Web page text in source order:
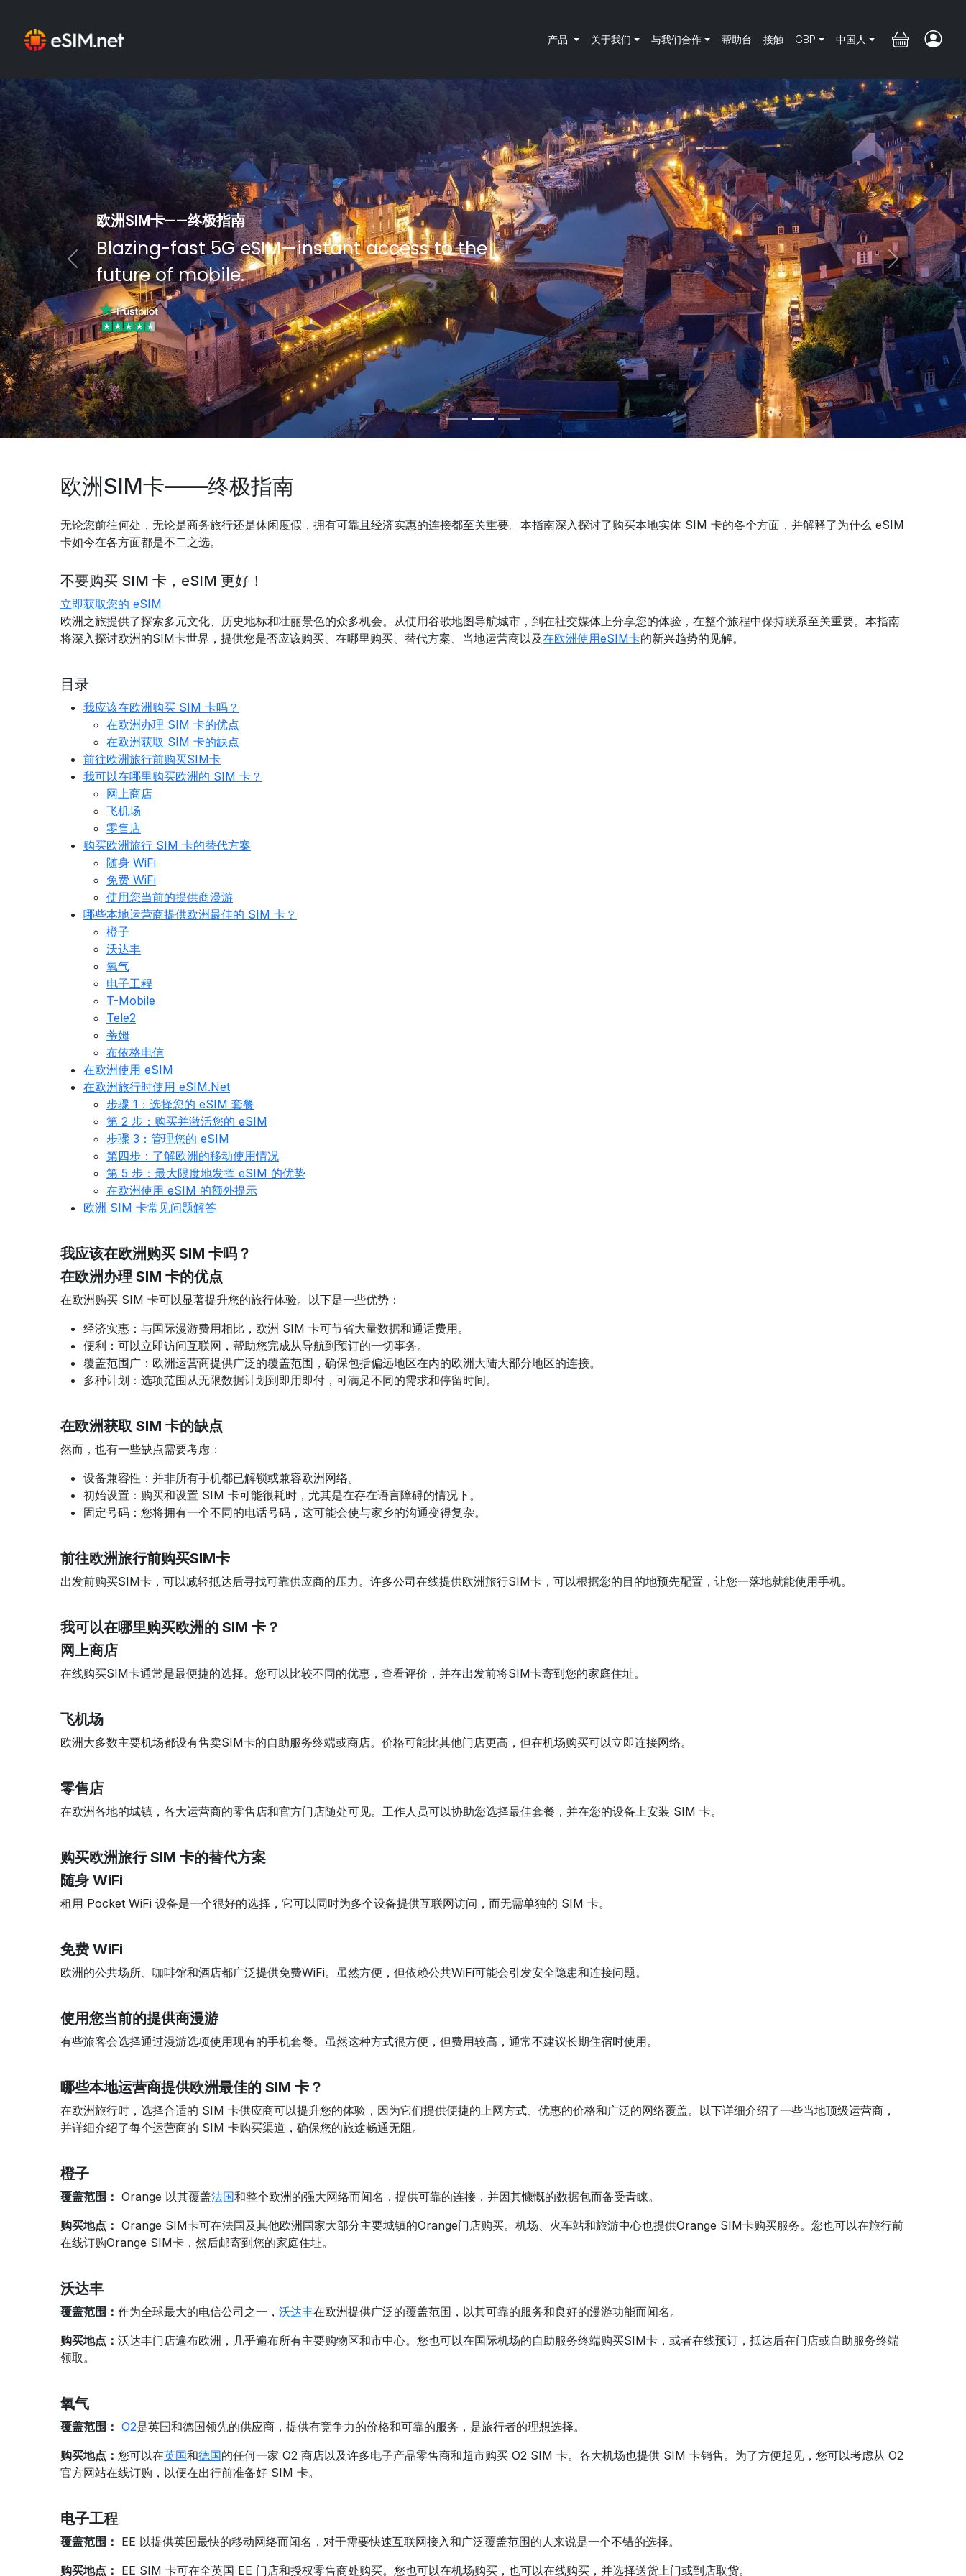
产品 关于我们 与我们合作 帮助台 接触 GBP 中国人
欧洲SIM卡——终极指南
Blazing-fast 5G eSIM—instant access to the
future of mobile.
Previous Next
欧洲SIM卡——终极指南
无论您前往何处，无论是商务旅行还是休闲度假，拥有可靠且经济实惠的连接都至关重要。本指南深入探讨了购买本地实体 SIM 卡的各个方面，并解释了为什么 eSIM
卡如今在各方面都是不二之选。
不要购买 SIM 卡，eSIM 更好！
立即获取您的 eSIM
欧洲之旅提供了探索多元文化、历史地标和壮丽景色的众多机会。从使用谷歌地图导航城市，到在社交媒体上分享您的体验，在整个旅程中保持联系至关重要。本指南
将深入探讨欧洲的SIM卡世界，提供您是否应该购买、在哪里购买、替代方案、当地运营商以及在欧洲使用eSIM卡的新兴趋势的见解。
目录
我应该在欧洲购买 SIM 卡吗？
在欧洲办理 SIM 卡的优点
在欧洲获取 SIM 卡的缺点
前往欧洲旅行前购买SIM卡
我可以在哪里购买欧洲的 SIM 卡？
网上商店
飞机场
零售店
购买欧洲旅行 SIM 卡的替代方案
随身 WiFi
免费 WiFi
使用您当前的提供商漫游
哪些本地运营商提供欧洲最佳的 SIM 卡？
橙子
沃达丰
氧气
电子工程
T-Mobile
Tele2
蒂姆
布依格电信
在欧洲使用 eSIM
在欧洲旅行时使用 eSIM.Net
步骤 1：选择您的 eSIM 套餐
第 2 步：购买并激活您的 eSIM
步骤 3：管理您的 eSIM
第四步：了解欧洲的移动使用情况
第 5 步：最大限度地发挥 eSIM 的优势
在欧洲使用 eSIM 的额外提示
欧洲 SIM 卡常见问题解答
我应该在欧洲购买 SIM 卡吗？
在欧洲办理 SIM 卡的优点
在欧洲购买 SIM 卡可以显著提升您的旅行体验。以下是一些优势：
经济实惠：与国际漫游费用相比，欧洲 SIM 卡可节省大量数据和通话费用。
便利：可以立即访问互联网，帮助您完成从导航到预订的一切事务。
覆盖范围广：欧洲运营商提供广泛的覆盖范围，确保包括偏远地区在内的欧洲大陆大部分地区的连接。
多种计划：选项范围从无限数据计划到即用即付，可满足不同的需求和停留时间。
在欧洲获取 SIM 卡的缺点
然而，也有一些缺点需要考虑：
设备兼容性：并非所有手机都已解锁或兼容欧洲网络。
初始设置：购买和设置 SIM 卡可能很耗时，尤其是在存在语言障碍的情况下。
固定号码：您将拥有一个不同的电话号码，这可能会使与家乡的沟通变得复杂。
前往欧洲旅行前购买SIM卡
出发前购买SIM卡，可以减轻抵达后寻找可靠供应商的压力。许多公司在线提供欧洲旅行SIM卡，可以根据您的目的地预先配置，让您一落地就能使用手机。
我可以在哪里购买欧洲的 SIM 卡？
网上商店
在线购买SIM卡通常是最便捷的选择。您可以比较不同的优惠，查看评价，并在出发前将SIM卡寄到您的家庭住址。
飞机场
欧洲大多数主要机场都设有售卖SIM卡的自助服务终端或商店。价格可能比其他门店更高，但在机场购买可以立即连接网络。
零售店
在欧洲各地的城镇，各大运营商的零售店和官方门店随处可见。工作人员可以协助您选择最佳套餐，并在您的设备上安装 SIM 卡。
购买欧洲旅行 SIM 卡的替代方案
随身 WiFi
租用 Pocket WiFi 设备是一个很好的选择，它可以同时为多个设备提供互联网访问，而无需单独的 SIM 卡。
免费 WiFi
欧洲的公共场所、咖啡馆和酒店都广泛提供免费WiFi。虽然方便，但依赖公共WiFi可能会引发安全隐患和连接问题。
使用您当前的提供商漫游
有些旅客会选择通过漫游选项使用现有的手机套餐。虽然这种方式很方便，但费用较高，通常不建议长期住宿时使用。
哪些本地运营商提供欧洲最佳的 SIM 卡？
在欧洲旅行时，选择合适的 SIM 卡供应商可以提升您的体验，因为它们提供便捷的上网方式、优惠的价格和广泛的网络覆盖。以下详细介绍了一些当地顶级运营商，
并详细介绍了每个运营商的 SIM 卡购买渠道，确保您的旅途畅通无阻。
橙子
覆盖范围： Orange 以其覆盖法国和整个欧洲的强大网络而闻名，提供可靠的连接，并因其慷慨的数据包而备受青睐。
购买地点： Orange SIM卡可在法国及其他欧洲国家大部分主要城镇的Orange门店购买。机场、火车站和旅游中心也提供Orange SIM卡购买服务。您也可以在旅行前
在线订购Orange SIM卡，然后邮寄到您的家庭住址。
沃达丰
覆盖范围： 作为全球最大的电信公司之一， 沃达丰在欧洲提供广泛的覆盖范围，以其可靠的服务和良好的漫游功能而闻名。
购买地点： 沃达丰门店遍布欧洲，几乎遍布所有主要购物区和市中心。您也可以在国际机场的自助服务终端购买SIM卡，或者在线预订，抵达后在门店或自助服务终端
领取。
氧气
覆盖范围： O2是英国和德国领先的供应商，提供有竞争力的价格和可靠的服务，是旅行者的理想选择。
购买地点： 您可以在英国和德国的任何一家 O2 商店以及许多电子产品零售商和超市购买 O2 SIM 卡。各大机场也提供 SIM 卡销售。为了方便起见，您可以考虑从 O2
官方网站在线订购，以便在出行前准备好 SIM 卡。
电子工程
覆盖范围： EE 以提供英国最快的移动网络而闻名，对于需要快速互联网接入和广泛覆盖范围的人来说是一个不错的选择。
购买地点： EE SIM 卡可在全英国 EE 门店和授权零售商处购买。您也可以在机场购买，也可以在线购买，并选择送货上门或到店取货。